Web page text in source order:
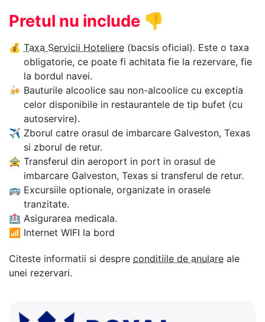
Pretul nu include 👎
💰 Taxa Servicii Hoteliere (bacsis oficial). Este o taxa
obligatorie, ce poate fi achitata fie la rezervare, fie
la bordul navei.
🍻 Bauturile alcoolice sau non-alcoolice cu exceptia
celor disponibile in restaurantele de tip bufet (cu
autoservire).
✈ Zborul catre orasul de imbarcare Galveston, Texas
si zborul de retur.
🚖 Transferul din aeroport in port in orasul de
imbarcare Galveston, Texas si transferul de retur.
🚌 Excursiile optionale, organizate in orasele
tranzitate.
🏥 Asigurarea medicala.
📶 Internet WIFI la bord
Citeste informatii si despre conditiile de anulare ale
unei rezervari.